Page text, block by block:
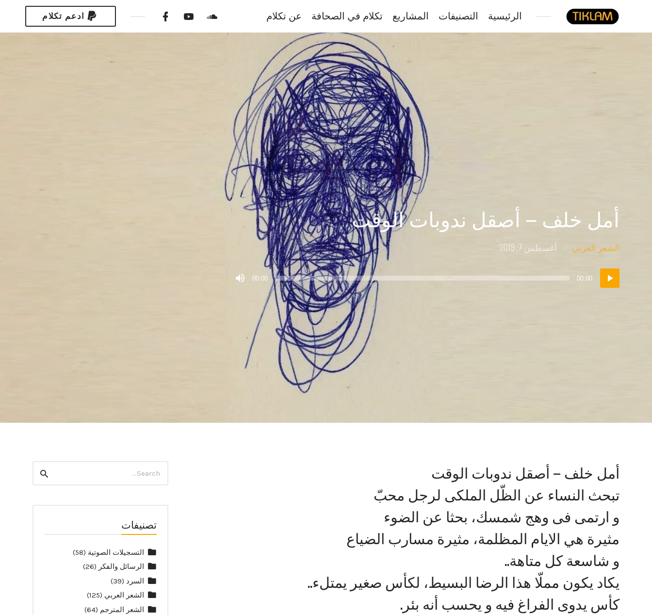
نصل
الرئيسية التصنيفات المشاريع تكلام في الصحافة عن تكلام ادعم تكلام
أمل خلف – أصقل ندوبات الوقت
Posted
الشعر العربي
Posted
أغسطس 7, 2019
مشغل
الصوت
00:00
00:00
أمل خلف – أصقل ندوبات الوقت
تبحث النساء عن الظّل الملكى لرجل محبّ
و ارتمى فى وهج شمسك، بحثا عن الضوء
مثيرة هي الايام المظلمة، مثيرة مسارب الضياع
و شاسعة كل متاهة..
يكاد يكون مملّا هذا الرضا البسيط، لكأس صغير يمتلء..
كأس يدوى الفراغ فيه و يحسب أنه بئر.
for:
Search
تصنيفات
التسجيلات الصوتية (58)
الرسائل والفكر (26)
السرد (39)
الشعر العربي (125)
الشعر المترجم (64)